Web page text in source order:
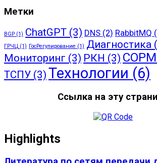
Метки
BGP (1) ChatGPT (3) DNS (2) RabbitMQ
ГРЧЦ (1) ГосРегулирование (1) Диагностика
Мониторинг (3) РКН (3) СОРМ
ТСПУ (3) Технологии (6)
Ссылка на эту
Highlights